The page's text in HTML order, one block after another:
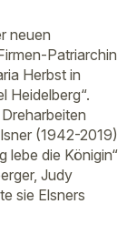
neuen
Patriarchin
Herbst in
Heidelberg“.
(1942-2019)
lebe die Königin“
Judy
sie Elsners